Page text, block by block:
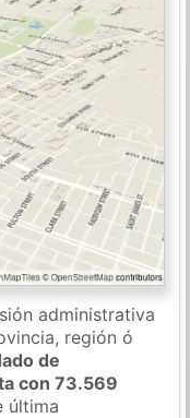
administrativa
región ó
de
con 73.569
última